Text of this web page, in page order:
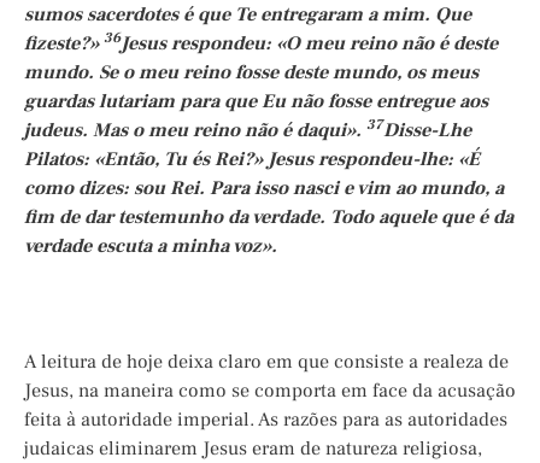
sumos sacerdotes é que Te entregaram a mim. Que
fizeste?» 36Jesus respondeu: «O meu reino não é deste
mundo. Se o meu reino fosse deste mundo, os meus
guardas lutariam para que Eu não fosse entregue aos
judeus. Mas o meu reino não é daqui». 37Disse-Lhe
Pilatos: «Então, Tu és Rei?» Jesus respondeu-lhe: «É
como dizes: sou Rei. Para isso nasci e vim ao mundo, a
fim de dar testemunho da verdade. Todo aquele que é da
verdade escuta a minha voz».
A leitura de hoje deixa claro em que consiste a realeza de
Jesus, na maneira como se comporta em face da acusação
feita à autoridade imperial. As razões para as autoridades
judaicas eliminarem Jesus eram de natureza religiosa,